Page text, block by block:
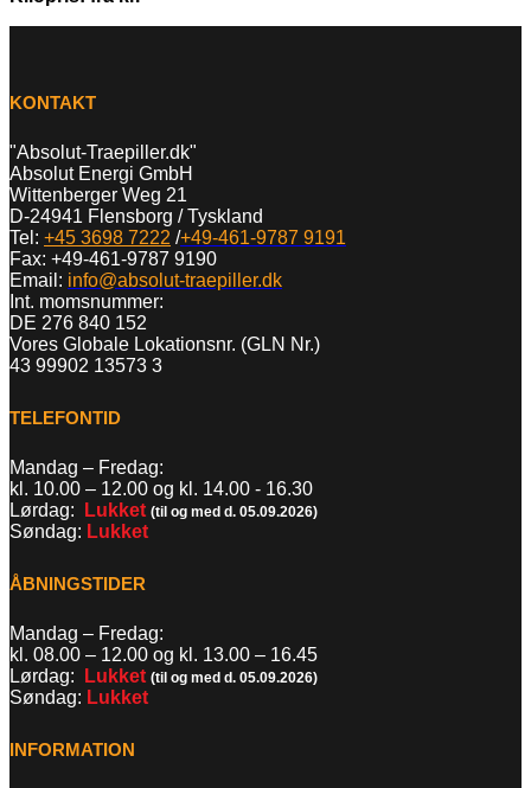
KONTAKT
"Absolut-Traepiller.dk"
Absolut Energi GmbH
Wittenberger Weg 21
D-24941 Flensborg / Tyskland
Tel: +45 3698 7222 /+49-461-9787 9191
Fax: +49-461-9787 9190
Email: info@absolut-traepiller.dk
Int. momsnummer:
DE 276 840 152
Vores Globale Lokationsnr. (GLN Nr.)
43 99902 13573 3
TELEFONTID
Mandag – Fredag:
kl. 10.00 – 12.00 og kl. 14.00 - 16.30
Lørdag:
Lukket (til og med d. 05.09.2026)
Søndag: Lukket
ÅBNINGSTIDER
Mandag – Fredag:
kl. 08.00 – 12.00 og kl. 13.00 – 16.45
Lørdag:
Lukket (til og med d. 05.09.2026)
Søndag: Lukket
INFORMATION